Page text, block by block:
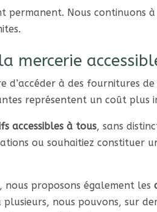
permanent. Nous continuons
mercerie
d’accéder à des fournitures
représentent un coût plus
accessibles à tous, sans
ou souhaitiez constituer
nous proposons également les
nous pouvons, sur